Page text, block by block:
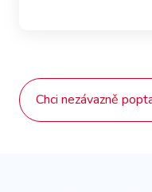
Chci nezávazně